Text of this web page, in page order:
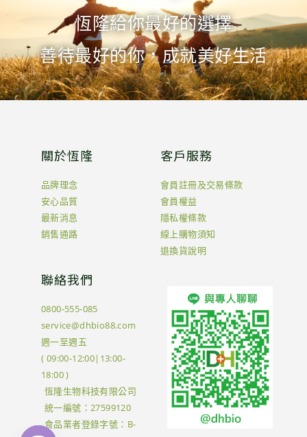
恆隆給你最好的選擇
善待最好的你，成就美好生活
關於恆隆
品牌理念
安心品質
最新消息
銷售通路
客戶服務
會員註冊及交易條款
會員權益
隱私權條款
線上購物須知
退換貨說明
聯絡我們
0800-555-085
service@dhbio88.com
週一至週五
( 09:00-12:00|13:00-
18:00 )
恆隆生物科技有限公司
統一編號：27599120
食品業者登錄字號：B-